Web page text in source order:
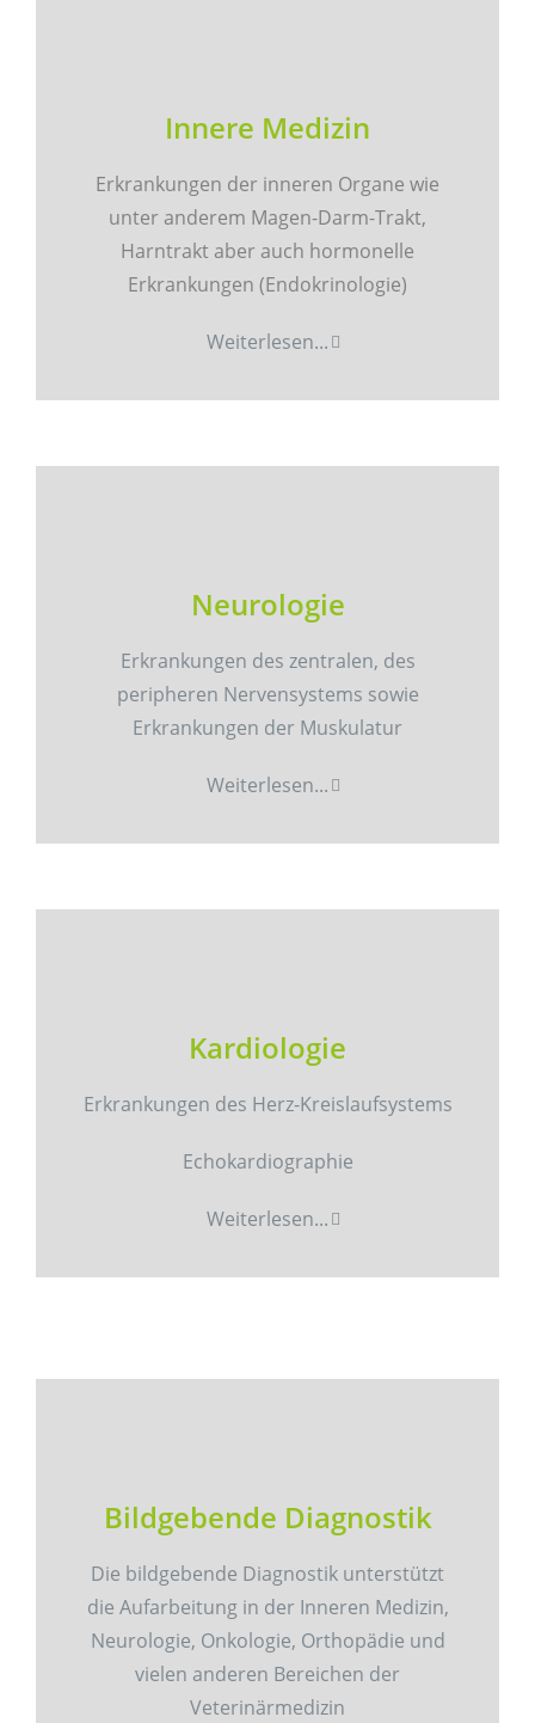
Innere Medizin
Erkrankungen der inneren Organe wie
unter anderem Magen-Darm-Trakt,
Harntrakt aber auch hormonelle
Erkrankungen (Endokrinologie)
Weiterlesen...
Neurologie
Erkrankungen des zentralen, des
peripheren Nervensystems sowie
Erkrankungen der Muskulatur
Weiterlesen...
Kardiologie
Erkrankungen des Herz-Kreislaufsystems
Echokardiographie
Weiterlesen...
Bildgebende Diagnostik
Die bildgebende Diagnostik unterstützt
die Aufarbeitung in der Inneren Medizin,
Neurologie, Onkologie, Orthopädie und
vielen anderen Bereichen der
Veterinärmedizin